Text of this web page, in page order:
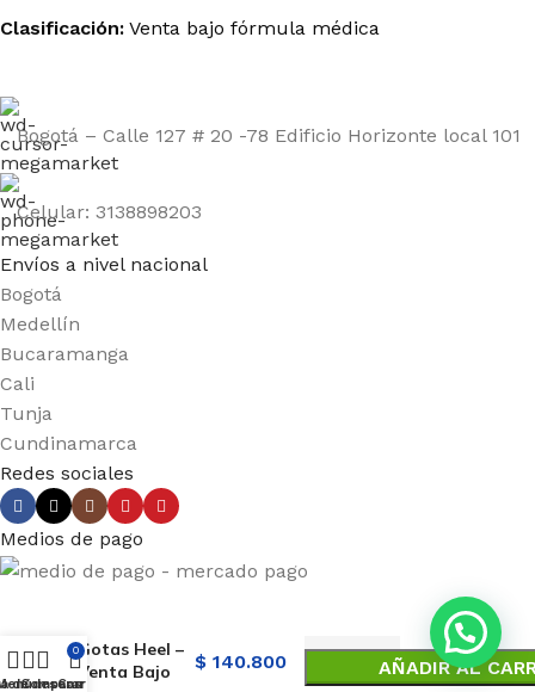
Clasificación: Venta bajo fórmula médica
Bogotá – Calle 127 # 20 -78 Edificio Horizonte local 101
Celular: 3138898203
Envíos a nivel nacional
Bogotá
Medellín
Bucaramanga
Cali
Tunja
Cundinamarca
Redes sociales
Medios de pago
Gotas Heel –
Venta Bajo
$ 140.800 AÑADIR AL
de deseos
Comparar
0
Carro